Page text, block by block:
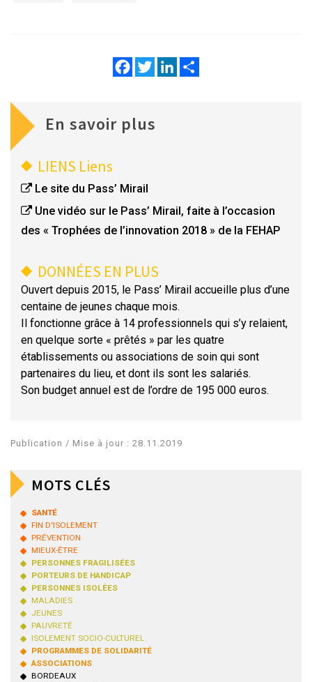
FacebookTwitterLinkedIn
En savoir plus
LIENS Liens
Le site du Pass’ Mirail
Une vidéo sur le Pass’ Mirail, faite à l’occasion
des « Trophées de l’innovation 2018 » de la FEHAP
DONNÉES EN PLUS
Ouvert depuis 2015, le Pass’ Mirail accueille plus d’une
centaine de jeunes chaque mois.
Il fonctionne grâce à 14 professionnels qui s’y relaient,
en quelque sorte « prêtés » par les quatre
établissements ou associations de soin qui sont
partenaires du lieu, et dont ils sont les salariés.
Son budget annuel est de l’ordre de 195 000 euros.
Publication / Mise à jour : 28.11.2019
MOTS CLÉS
SANTÉ
FIN D'ISOLEMENT
PRÉVENTION
MIEUX-ÊTRE
PERSONNES FRAGILISÉES
PORTEURS DE HANDICAP
PERSONNES ISOLÉES
MALADIES
JEUNES
PAUVRETÉ
ISOLEMENT SOCIO-CULTUREL
PROGRAMMES DE SOLIDARITÉ
ASSOCIATIONS
BORDEAUX